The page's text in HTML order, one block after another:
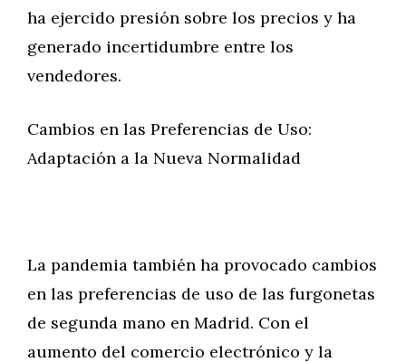
ha ejercido presión sobre los precios y ha
generado incertidumbre entre los
vendedores.
Cambios en las Preferencias de Uso:
Adaptación a la Nueva Normalidad
La pandemia también ha provocado cambios
en las preferencias de uso de las furgonetas
de segunda mano en Madrid. Con el
aumento del comercio electrónico y la